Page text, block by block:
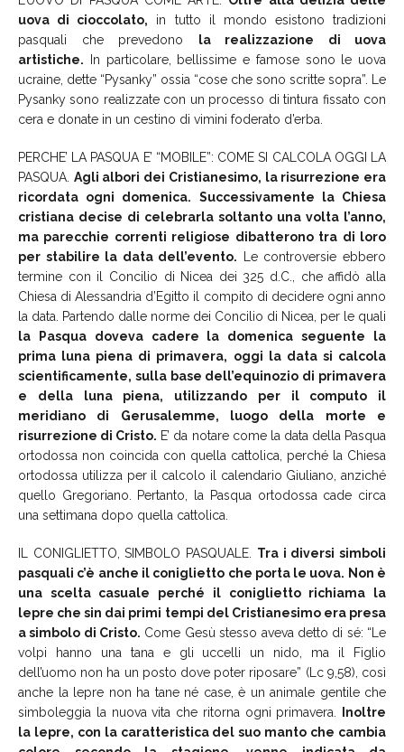
uova di cioccolato, in tutto il mondo esistono tradizioni
pasquali che prevedono la realizzazione di uova
artistiche. In particolare, bellissime e famose sono le uova
ucraine, dette “Pysanky” ossia “cose che sono scritte sopra”. Le
Pysanky sono realizzate con un processo di tintura fissato con
cera e donate in un cestino di vimini foderato d’erba.
PERCHE’ LA PASQUA E’ “MOBILE”: COME SI CALCOLA OGGI LA
PASQUA. Agli albori dei Cristianesimo, la risurrezione era
ricordata ogni domenica. Successivamente la Chiesa
cristiana decise di celebrarla soltanto una volta l’anno,
ma parecchie correnti religiose dibatterono tra di loro
per stabilire la data dell’evento. Le controversie ebbero
termine con il Concilio di Nicea dei 325 d.C., che affidò alla
Chiesa di Alessandria d’Egitto il compito di decidere ogni anno
la data. Partendo dalle norme dei Concilio di Nicea, per le quali
la Pasqua doveva cadere la domenica seguente la
prima luna piena di primavera, oggi la data si calcola
scientificamente, sulla base dell’equinozio di primavera
e della luna piena, utilizzando per il computo il
meridiano di Gerusalemme, luogo della morte e
risurrezione di Cristo. E’ da notare come la data della Pasqua
ortodossa non coincida con quella cattolica, perché la Chiesa
ortodossa utilizza per il calcolo il calendario Giuliano, anziché
quello Gregoriano. Pertanto, la Pasqua ortodossa cade circa
una settimana dopo quella cattolica.
IL CONIGLIETTO, SIMBOLO PASQUALE. Tra i diversi simboli
pasquali c’è anche il coniglietto che porta le uova. Non è
una scelta casuale perché il coniglietto richiama la
lepre che sin dai primi tempi del Cristianesimo era presa
a simbolo di Cristo. Come Gesù stesso aveva detto di sé: “Le
volpi hanno una tana e gli uccelli un nido, ma il Figlio
dell’uomo non ha un posto dove poter riposare” (Lc 9,58), così
anche la lepre non ha tane né case, è un animale gentile che
simboleggia la nuova vita che ritorna ogni primavera.
Inoltre
la lepre, con la caratteristica del suo manto che cambia